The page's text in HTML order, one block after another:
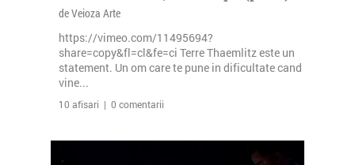
de Veioza Arte
https://vimeo.com/11495694?
share=copy&fl=cl&fe=ci Terre Thaemlitz este un
statement. Un om care te pune in dificultate cand
vine...
10 afisari | 0 comentarii